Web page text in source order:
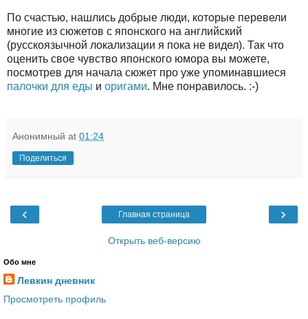
По счастью, нашлись добрые люди, которые перевели
многие из сюжетов с японского на английский
(русскоязычной локализации я пока не видел). Так что
оценить свое чувство японского юмора вы можете,
посмотрев для начала сюжет про уже упоминавшиеся
палочки для еды и оригами. Мне понравилось. :-)
Анонимный at 01:24
Поделиться
‹ ›
Главная страница
Открыть веб-версию
Обо мне
Левкин дневник
Просмотреть профиль